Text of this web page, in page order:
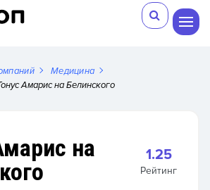
Медицина
Амарис на Белинского
на
1.25
Рейтинг